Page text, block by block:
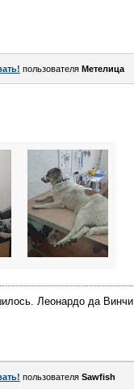
пользователя Метелица
Леонардо да Винчи
пользователя Sawfish